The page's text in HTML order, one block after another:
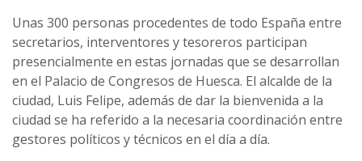
Unas 300 personas procedentes de todo España entre
secretarios, interventores y tesoreros participan
presencialmente en estas jornadas que se desarrollan
en el Palacio de Congresos de Huesca. El alcalde de la
ciudad, Luis Felipe, además de dar la bienvenida a la
ciudad se ha referido a la necesaria coordinación entre
gestores políticos y técnicos en el día a día.